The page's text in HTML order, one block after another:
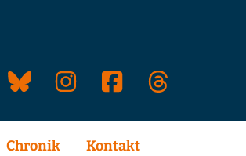
Chronik Kontakt